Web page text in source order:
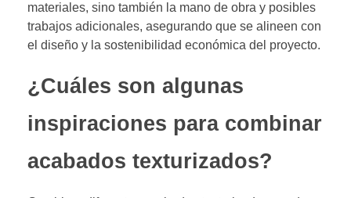
materiales, sino también la mano de obra y posibles
trabajos adicionales, asegurando que se alineen con
el diseño y la sostenibilidad económica del proyecto.
¿Cuáles son algunas
inspiraciones para combinar
acabados texturizados?